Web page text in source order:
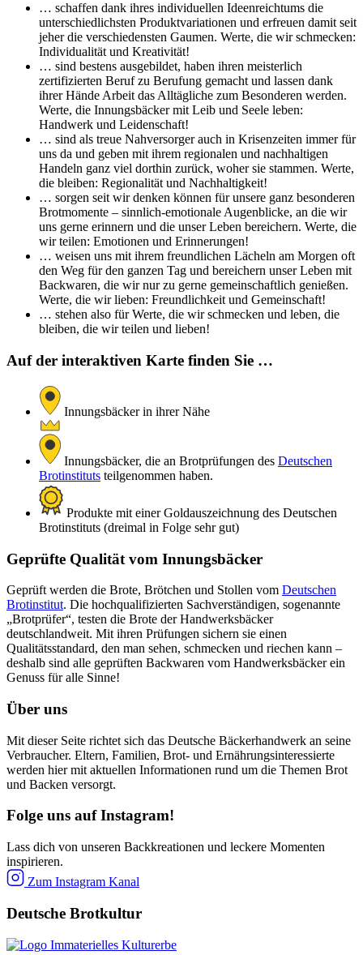
… schaffen dank ihres individuellen Ideenreichtums die
unterschiedlichsten Produktvariationen und erfreuen damit seit
jeher die verschiedensten Gaumen. Werte, die wir schmecken:
Individualität und Kreativität!
… sind bestens ausgebildet, haben ihren meisterlich
zertifizierten Beruf zu Berufung gemacht und lassen dank
ihrer Hände Arbeit das Alltägliche zum Besonderen werden.
Werte, die Innungsbäcker mit Leib und Seele leben:
Handwerk und Leidenschaft!
… sind als treue Nahversorger auch in Krisenzeiten immer für
uns da und geben mit ihrem regionalen und nachhaltigen
Handeln ganz viel dorthin zurück, woher sie stammen. Werte,
die bleiben: Regionalität und Nachhaltigkeit!
… sorgen seit wir denken können für unsere ganz besonderen
Brotmomente – sinnlich-emotionale Augenblicke, an die wir
uns gerne erinnern und die unser Leben bereichern. Werte, die
wir teilen: Emotionen und Erinnerungen!
… weisen uns mit ihrem freundlichen Lächeln am Morgen oft
den Weg für den ganzen Tag und bereichern unser Leben mit
Backwaren, die wir nur zu gerne gemeinschaftlich genießen.
Werte, die wir lieben: Freundlichkeit und Gemeinschaft!
… stehen also für Werte, die wir schmecken und leben, die
bleiben, die wir teilen und lieben!
Auf der interaktiven Karte finden Sie …
Innungsbäcker in ihrer Nähe
Innungsbäcker, die an Brotprüfungen des Deutschen
Brotinstituts teilgenommen haben.
Produkte mit einer Goldauszeichnung des Deutschen
Brotinstituts (dreimal in Folge sehr gut)
Geprüfte Qualität vom Innungsbäcker
Geprüft werden die Brote, Brötchen und Stollen vom Deutschen
Brotinstitut. Die hochqualifizierten Sachverständigen, sogenannte
„Brotprüfer“, testen die Brote der Handwerksbäcker
deutschlandweit. Mit ihren Prüfungen sichern sie einen
Qualitätsstandard, den man sehen, schmecken und riechen kann –
deshalb sind alle geprüften Backwaren vom Handwerksbäcker ein
Genuss für alle Sinne!
Über uns
Mit dieser Seite richtet sich das Deutsche Bäckerhandwerk an seine
Verbraucher. Eltern, Familien, Brot- und Ernährungsinteressierte
werden hier mit aktuellen Informationen rund um die Themen Brot
und Backen versorgt.
Folge uns auf Instagram!
Lass dich von unseren Backkreationen und leckere Momenten
inspirieren.
Zum Instagram Kanal
Deutsche Brotkultur